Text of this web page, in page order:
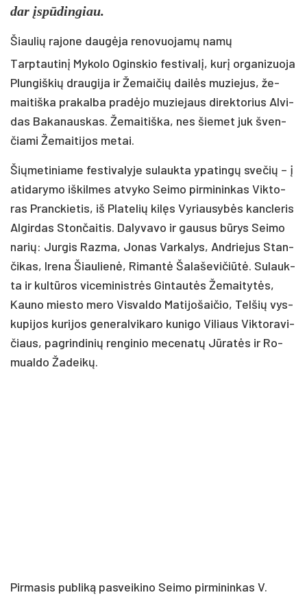
dar įspū­din­giau.
Šiaulių rajone daugėja renovuojamų namų
Tarp­tau­ti­nį My­ko­lo Ogins­kio fes­ti­va­lį, ku­rį or­ga­ni­zuo­ja
Plun­giš­kių drau­gi­ja ir Že­mai­čių dai­lės mu­zie­jus, že­
mai­tiš­ka pra­kal­ba pra­dė­jo mu­zie­jaus di­rek­to­rius Al­vi­
das Ba­ka­naus­kas. Že­mai­tiš­ka, nes šie­met juk šven­
čia­mi Že­mai­ti­jos me­tai.
Šių­me­ti­nia­me fes­ti­va­ly­je su­lauk­ta ypa­tin­gų sve­čių – į
ati­da­ry­mo iš­kil­mes at­vy­ko Sei­mo pir­mi­nin­kas Vik­to­
ras Pranc­kie­tis, iš Pla­te­lių ki­lęs Vy­riau­sy­bės kanc­le­ris
Al­gir­das Ston­čai­tis. Da­ly­va­vo ir gau­sus bū­rys Sei­mo
na­rių: Jur­gis Raz­ma, Jo­nas Var­ka­lys, And­rie­jus Stan­
či­kas, Ire­na Šiau­lie­nė, Ri­man­tė Ša­la­še­vi­čiū­tė. Su­lauk­
ta ir kul­tū­ros vi­ce­mi­nist­rės Gin­tau­tės Že­mai­ty­tės,
Kau­no mies­to me­ro Vis­val­do Ma­ti­jo­šai­čio, Tel­šių vys­
ku­pi­jos ku­ri­jos ge­ne­ral­vi­ka­ro ku­ni­go Vi­liaus Vik­to­ra­vi­
čiaus, pa­grin­di­nių ren­gi­nio me­ce­na­tų Jū­ra­tės ir Ro­
mual­do Ža­dei­kų.
Pir­ma­sis pub­li­ką pa­svei­ki­no Sei­mo pir­mi­nin­kas V.